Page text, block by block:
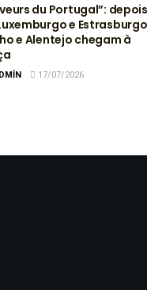
du Portugal”: depois
e
e Alentejo chegam à
17/07/2026